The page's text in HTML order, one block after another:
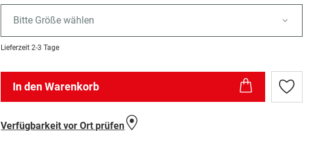
Bitte Größe wählen
Lieferzeit 2-3 Tage
In den Warenkorb
Zur
Wunschliste
Verfügbarkeit vor Ort prüfen